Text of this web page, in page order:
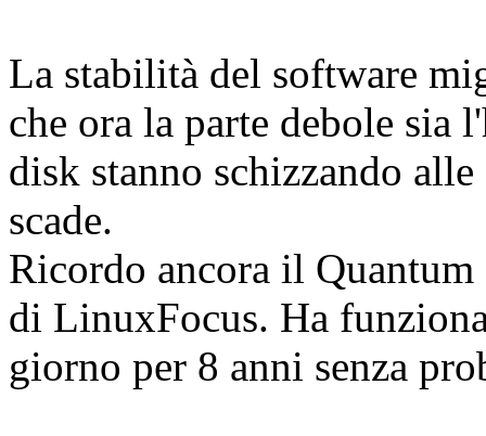
La stabilità del software
che ora la parte debole sia
disk stanno schizzando
scade.
Ricordo ancora il
di LinuxFocus. Ha
giorno per 8 anni senza